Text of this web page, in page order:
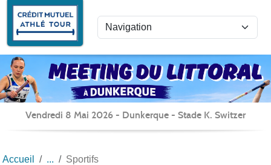
Vendredi 8 Mai 2026 - Dunkerque - Stade K. Switzer
Accueil Sportifs
Panneau de gestion des cookies